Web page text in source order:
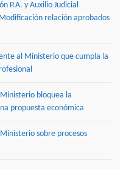
P.A. y Auxilio Judicial
relación aprobados
al Ministerio que cumpla la
bloquea la
propuesta económica
sobre procesos